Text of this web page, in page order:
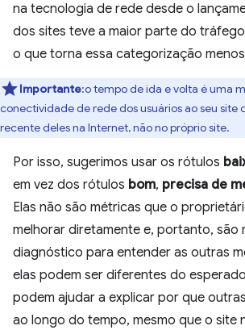
na tecnologia de rede desde o
dos sites teve a maior parte do
o que torna essa categorização
Importante:o tempo de ida e volta é uma
conectividade de rede dos usuários ao seu site
recente deles na Internet, não no próprio site.
Por isso, sugerimos usar os rótulos
em vez dos rótulos bom, precisa de
Elas não são métricas que o
melhorar diretamente e, portanto, são
diagnóstico para entender as outras
elas podem ser diferentes do
podem ajudar a explicar por que
ao longo do tempo, mesmo que o site